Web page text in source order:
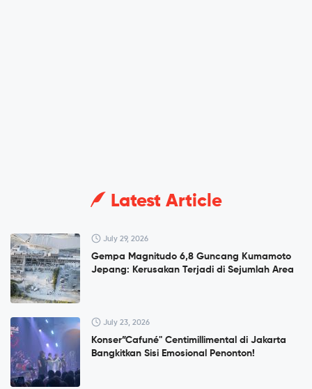
Latest Article
July 29, 2026
Gempa Magnitudo 6,8 Guncang Kumamoto
Jepang: Kerusakan Terjadi di Sejumlah Area
July 23, 2026
Konser”Cafuné" Centimillimental di Jakarta
Bangkitkan Sisi Emosional Penonton!